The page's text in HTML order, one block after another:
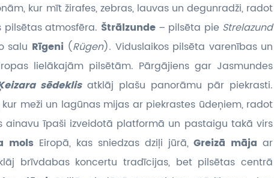
kur mīt žirafes, zebras, lauvas un degunradži, radot
pilsētas atmosfēra. Štrālzunde – pilsēta pie Strelazund
salu Rīgeni (Rügen). Viduslaikos pilsēta varenības un
lielākajām pilsētām. Pārgājiens gar Jasmundes
sēdeklisatklāj plašu panorāmu pār piekrasti.
meži un lagūnas mijas ar piekrastes ūdeņiem, radot
ainavu īpaši izveidotā platformā un pastaigu takā virs
mols Eiropā, kas sniedzas dziļi jūrā,Greizā mājaar
brīvdabas koncertu tradīcijas, bet pilsētas centrā